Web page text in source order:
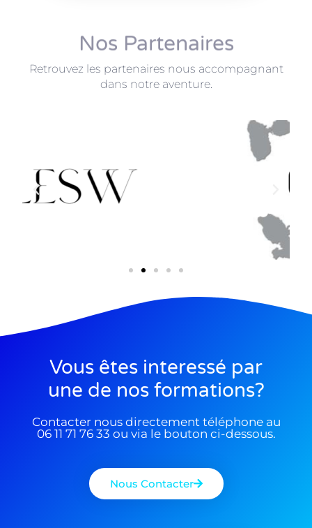
Nos Partenaires
Retrouvez les partenaires nous accompagnant
dans notre aventure.
Vous êtes interessé par
une de nos formations?
Contacter nous directement téléphone au
06 11 71 76 33 ou via le bouton ci-dessous.
Nous Contacter